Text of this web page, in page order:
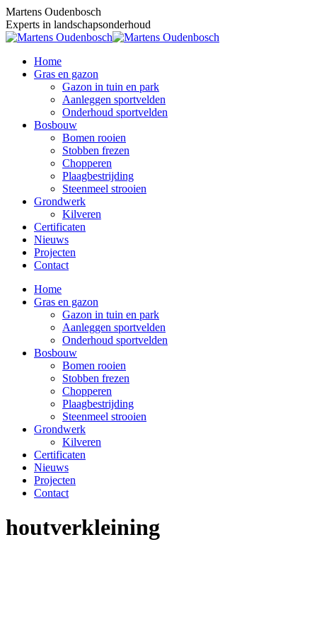
Skip
to
content
Martens Oudenbosch
Experts in landschapsonderhoud
Home
Gras en gazon
Gazon in tuin en park
Aanleggen sportvelden
Onderhoud sportvelden
Bosbouw
Bomen rooien
Stobben frezen
Chopperen
Plaagbestrijding
Steenmeel strooien
Grondwerk
Kilveren
Certificaten
Nieuws
Projecten
Contact
Home
Gras en gazon
Gazon in tuin en park
Aanleggen sportvelden
Onderhoud sportvelden
Bosbouw
Bomen rooien
Stobben frezen
Chopperen
Plaagbestrijding
Steenmeel strooien
Grondwerk
Kilveren
Certificaten
Nieuws
Projecten
Contact
houtverkleining